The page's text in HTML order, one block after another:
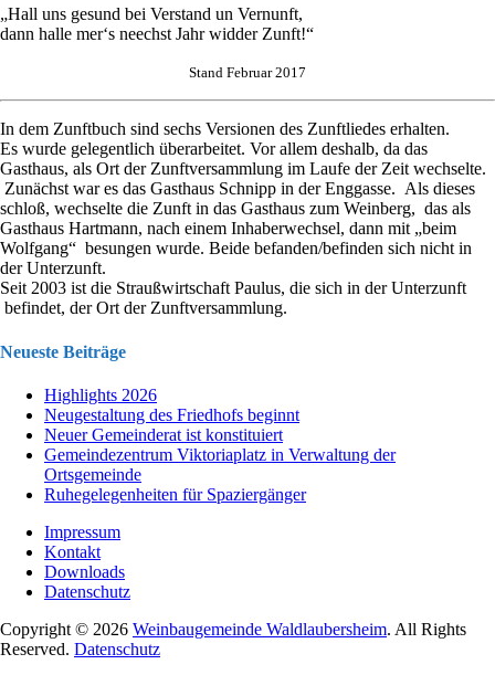
„Hall uns gesund bei Verstand un Vernunft,
dann halle mer‘s neechst Jahr widder Zunft!“
Stand Februar 2017
In dem Zunftbuch sind sechs Versionen des Zunftliedes erhalten.
Es wurde gelegentlich überarbeitet. Vor allem deshalb, da das
Gasthaus, als Ort der Zunftversammlung im Laufe der Zeit wechselte.
Zunächst war es das Gasthaus Schnipp in der Enggasse. Als dieses
schloß, wechselte die Zunft in das Gasthaus zum Weinberg, das als
Gasthaus Hartmann, nach einem Inhaberwechsel, dann mit „beim
Wolfgang“ besungen wurde. Beide befanden/befinden sich nicht in
der Unterzunft.
Seit 2003 ist die Straußwirtschaft Paulus, die sich in der Unterzunft
befindet, der Ort der Zunftversammlung.
Neueste Beiträge
Highlights 2026
Neugestaltung des Friedhofs beginnt
Neuer Gemeinderat ist konstituiert
Gemeindezentrum Viktoriaplatz in Verwaltung der
Ortsgemeinde
Ruhegelegenheiten für Spaziergänger
Impressum
Kontakt
Downloads
Datenschutz
Copyright © 2026 Weinbaugemeinde Waldlaubersheim. All Rights
Reserved. Datenschutz